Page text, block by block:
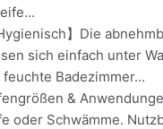
】Die
sich einfach unter
Badezimmer...
&
oder Schwämme.